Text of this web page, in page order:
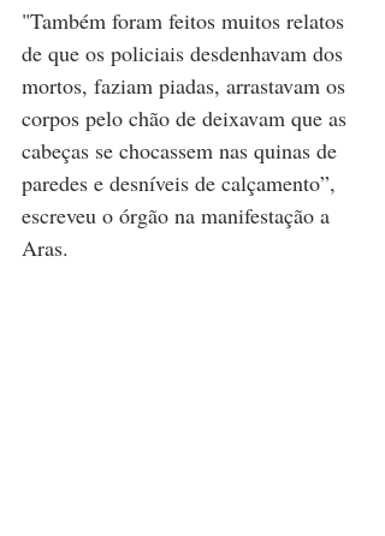
"Também foram feitos muitos relatos
de que os policiais desdenhavam dos
mortos, faziam piadas, arrastavam os
corpos pelo chão de deixavam que as
cabeças se chocassem nas quinas de
paredes e desníveis de calçamento”,
escreveu o órgão na manifestação a
Aras.